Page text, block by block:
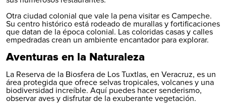
Otra ciudad colonial que vale la pena visitar es Campeche.
Su centro histórico está rodeado de murallas y fortificaciones
que datan de la época colonial. Las coloridas casas y calles
empedradas crean un ambiente encantador para explorar.
Aventuras en la Naturaleza
La Reserva de la Biosfera de Los Tuxtlas, en Veracruz, es un
área protegida que ofrece selvas tropicales, volcanes y una
biodiversidad increíble. Aquí puedes hacer senderismo,
observar aves y disfrutar de la exuberante vegetación.